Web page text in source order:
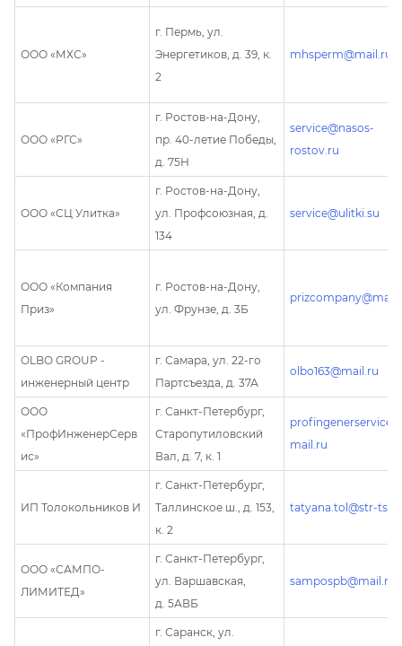
ООО «МХС»
г. Пермь, ул.
Энергетиков, д. 39, к.
2
mhsperm@mail.ru
ООО «РГС»
г. Ростов-на-Дону,
пр. 40-летие Победы,
д. 75Н
service@nasos-
rostov.ru
ООО «СЦ Улитка»
г. Ростов-на-Дону,
ул. Профсоюзная, д.
134
service@ulitki.su
ООО «Компания
Приз»
г. Ростов-на-Дону,
ул. Фрунзе, д. 3Б
OLBO GROUP -
инженерный центр
г. Самара, ул. 22-го
Партсъезда, д. 37А
olbo163@mail.ru
ООО
«ПрофИнженерСерв
ис»
г. Санкт-Петербург,
Старопутиловский
Вал, д. 7, к. 1
profingenerservice@
mail.ru
ИП Толокольников И
г. Санкт-Петербург,
Таллинское ш., д. 153,
к. 2
tatyana.tol@str-ts.ru
ООО «САМПО-
ЛИМИТЕД»
г. Санкт-Петербург,
ул. Варшавская,
д. 5АВБ
sampospb@mail.ru
г. Саранск, ул.